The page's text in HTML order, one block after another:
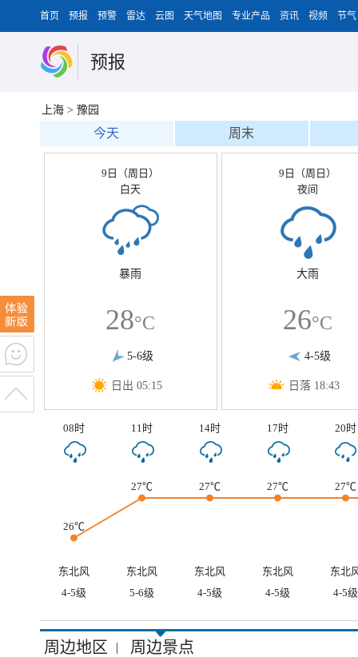
首页 预报 预警 雷达 云图 天气地图 专业产品 资讯 视频 节气
预报
上海 > 豫园
今天 周末
9日（周日）
白天
暴雨
28°C
5-6级
日出 05:15
9日（周日）
夜间
大雨
26°C
4-5级
日落 18:43
08时 11时 14时 17时 20时
26℃
27℃ 27℃ 27℃ 27℃
东北风 东北风 东北风 东北风
东北
4-5级
5-6级 4-5级 4-5级 4-5级
周边地区 | 周边景点